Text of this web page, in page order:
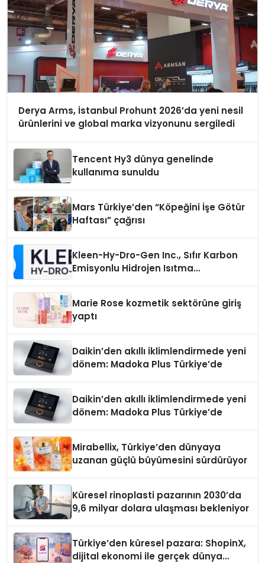
Derya Arms, İstanbul Prohunt 2026’da yeni nesil
ürünlerini ve global marka vizyonunu sergiledi
Tencent Hy3 dünya genelinde
kullanıma sunuldu
Mars Türkiye’den “Köpeğini İşe Götür
Haftası” çağrısı
Kleen-Hy-Dro-Gen Inc., Sıfır Karbon
Emisyonlu Hidrojen Isıtma
Marie Rose kozmetik sektörüne giriş
yaptı
Daikin’den akıllı iklimlendirmede yeni
dönem: Madoka Plus Türkiye’de
Daikin’den akıllı iklimlendirmede yeni
dönem: Madoka Plus Türkiye’de
Mirabellix, Türkiye’den dünyaya
uzanan güçlü büyümesini sürdürüyor
Küresel rinoplasti pazarının 2030’da
9,6 milyar dolara ulaşması bekleniyor
Türkiye’den küresel pazara: ShopinX,
dijital ekonomi ile gerçek dünya